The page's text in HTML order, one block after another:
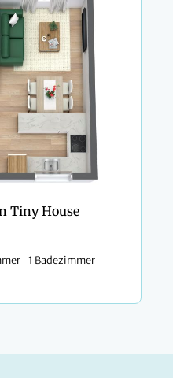
Tiny House
1 Badezimmer